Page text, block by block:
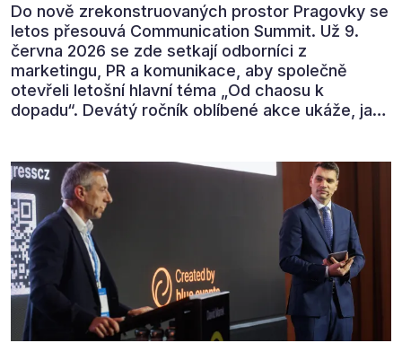
Do nově zrekonstruovaných prostor Pragovky se
letos přesouvá Communication Summit. Už 9.
června 2026 se zde setkají odborníci z
marketingu, PR a komunikace, aby společně
otevřeli letošní hlavní téma „Od chaosu k
dopadu“. Devátý ročník oblíbené akce ukáže, jak